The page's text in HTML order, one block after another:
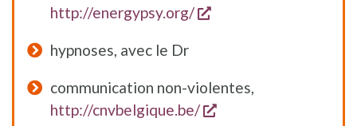
http://energypsy.org/
opent een nieuw
hypnoses, avec le Dr
communication non-violentes,
http://cnvbelgique.be/
opent een nieuw